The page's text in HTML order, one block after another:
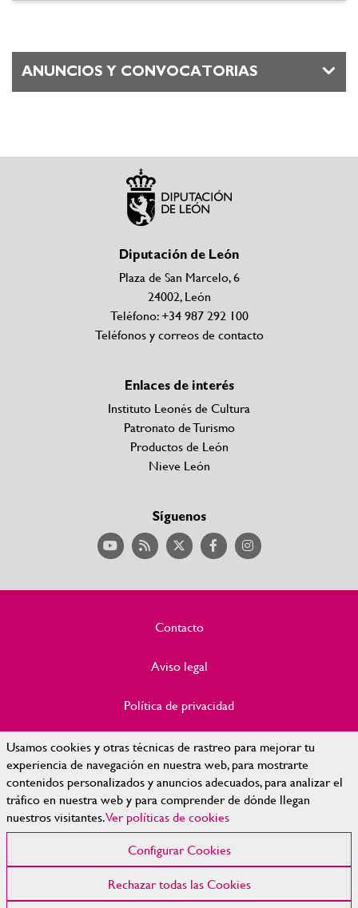
Usamos cookies y otras técnicas de rastreo para mejorar tu
experiencia de navegación en nuestra web, para mostrarte
contenidos personalizados y anuncios adecuados, para analizar el
tráfico en nuestra web y para comprender de dónde llegan
nuestros visitantes.Ver políticas de cookies
Configurar Cookies
Rechazar todas las Cookies
ANUNCIOS Y CONVOCATORIAS
Diputación de León
Plaza de San Marcelo, 6
24002, León
Teléfono: +34 987 292 100
Teléfonos y correos de contacto
Enlaces de interés
Instituto Leonés de Cultura
Patronato de Turismo
Productos de León
Nieve León
Síguenos
© 2023 | Diputación de León
Contacto
Aviso legal
Política de privacidad
Política de Cookies
Accesibilidad
Mapa Web
Configurar cookies